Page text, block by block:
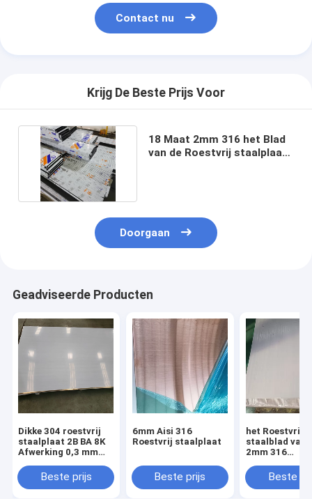
Contact nu
Krijg De Beste Prijs Voor
18 Maat 2mm 316 het Blad
van de Roestvrij staalplaat
Doorgaan
Geadviseerde Producten
Dikke 304 roestvrij
staalplaat 2B BA 8K
Afwerking 0,3 mm
vormbaarheid
Beste prijs
6mm Aisi 316
Roestvrij staalplaat
Beste prijs
het Roestvrij
staalblad van
2mm 316
12 het Blad
Beste